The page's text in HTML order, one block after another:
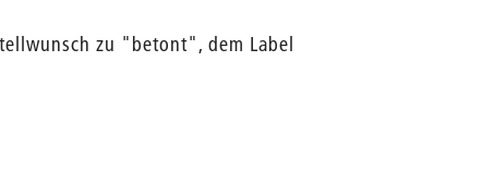
zu "betont", dem Label